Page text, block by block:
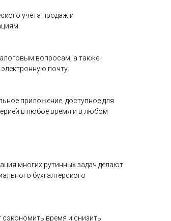
учета продаж и
вопросам, а также
почту.
приложение, доступное для
в любое время и в любом
многих рутинных задач делают
бухгалтерского
сэкономить время и снизить